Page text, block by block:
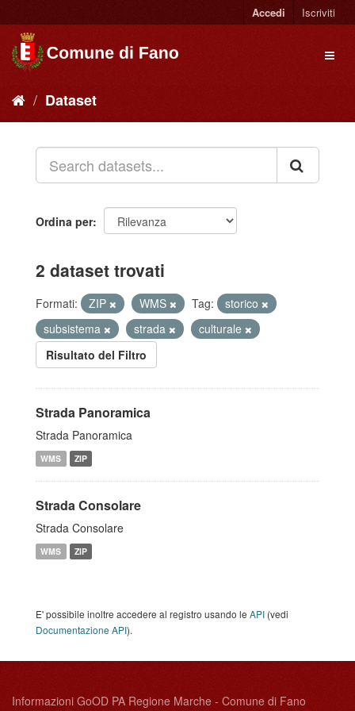
Accedi Iscriviti
Dataset
Ordina per
2 dataset trovati
Formati: ZIP WMS Tag:
storico
subsistema
strada
culturale
Risultato del Filtro
Strada Panoramica
Strada Panoramica
WMS ZIP
Strada Consolare
Strada Consolare
WMS ZIP
E' possibile inoltre accedere al registro usando le API (vedi
Documentazione API).
Informazioni GoOD PA Regione Marche - Comune di Fano